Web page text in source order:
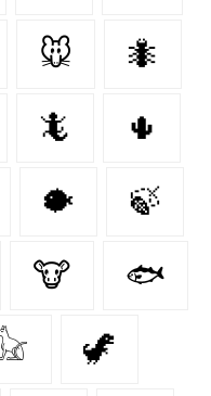
🐭 🐜
🦎 🌵
🐡 🍃
🐮 🐟
𓃠 🦖